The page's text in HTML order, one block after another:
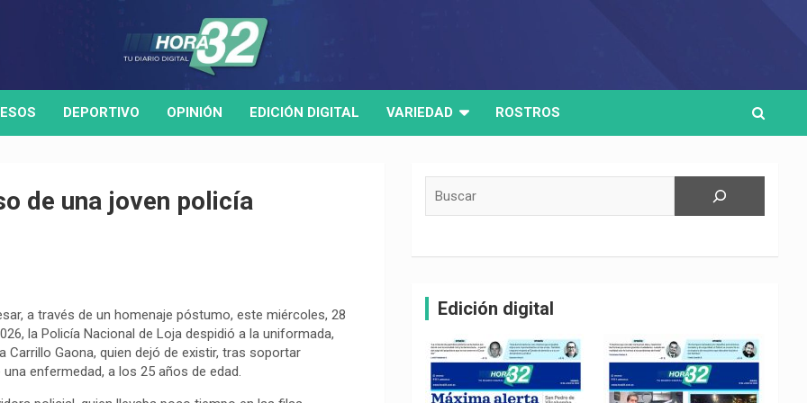
DEPORTIVO OPINIÓN EDICIÓN DIGITAL VARIEDAD ROSTROS
de una joven policía
a través de un homenaje póstumo, este miércoles, 28
la Policía Nacional de Loja despidió a la uniformada,
Carrillo Gaona, quien dejó de existir, tras soportar
enfermedad, a los 25 años de edad.
Edición digital